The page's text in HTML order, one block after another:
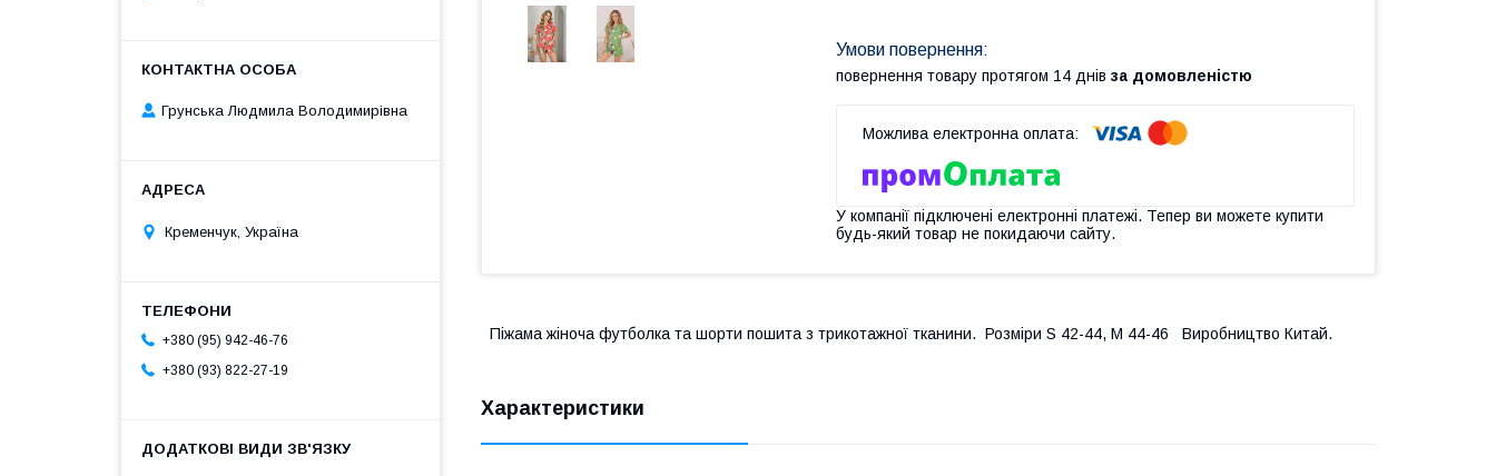
повернення товару протягом 14 днів за домовленістю
У компанії підключені електронні платежі. Тепер ви можете купити
будь-який товар не покидаючи сайту.
Піжама жіноча футболка та шорти пошита з трикотажної тканини. Розміри S 42-44, M 44-46 Виробництво Китай.
Характеристики
Грунська Людмила Володимирівна
Кременчук, Україна
+380 (95) 942-46-76
+380 (93) 822-27-19